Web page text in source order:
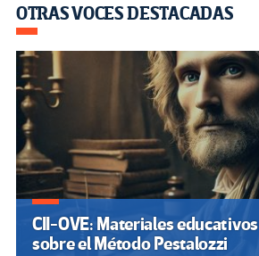
OTRAS VOCES DESTACADAS
CII-OVE: Materiales educativos
sobre el Método Pestalozzi